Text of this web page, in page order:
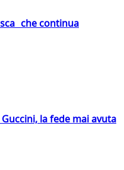
che continua
la fede mai avuta